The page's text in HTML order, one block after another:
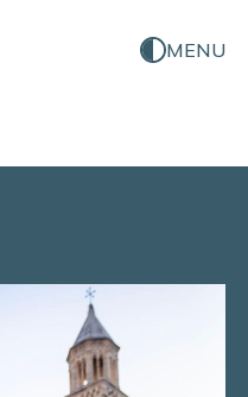
MENU